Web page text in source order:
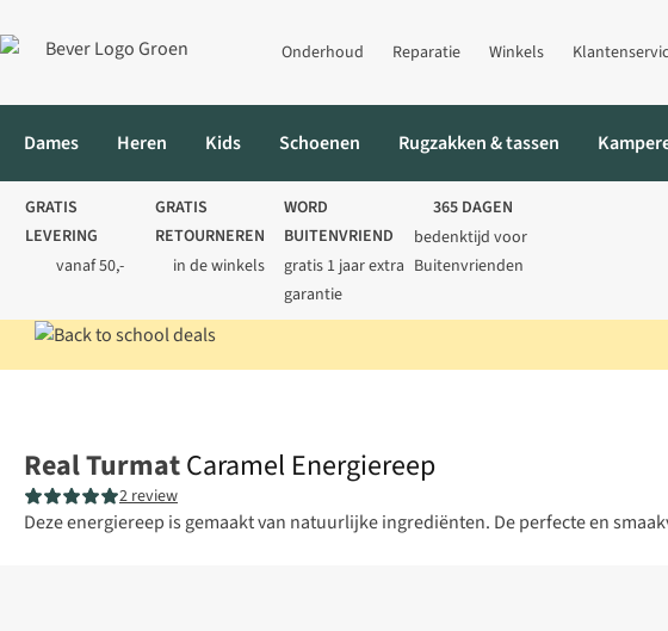
Onderhoud Reparatie Winkels
Dames Heren Kids Schoenen Rugzakken & tassen
GRATIS
LEVERING
vanaf 50,-
GRATIS
RETOURNEREN
in de winkels
WORD
BUITENVRIEND
gratis 1 jaar extra
garantie
365 DAGEN
bedenktijd voor
Buitenvrienden
Real TurmatCaramel Energiereep
2 review
Deze energiereep is gemaakt van natuurlijke ingrediënten. De perfecte en